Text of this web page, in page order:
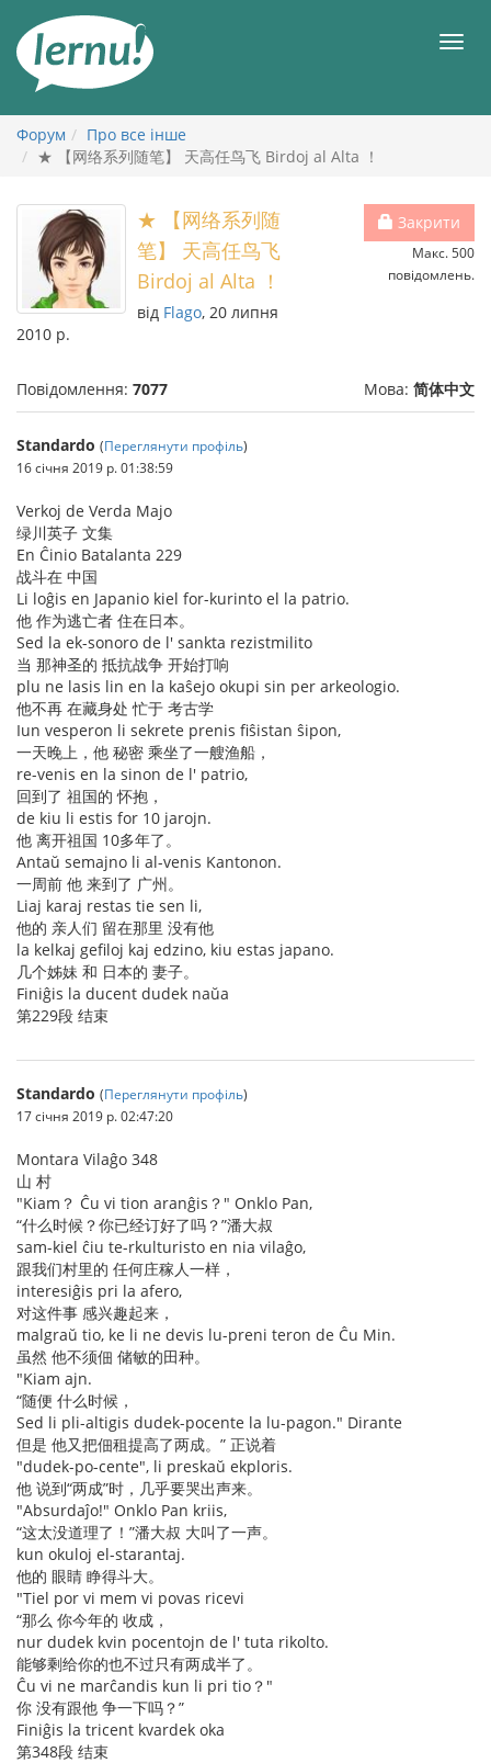
змісту
Форум
Про все інше
★ 【网络系列随笔】 天高任鸟飞 Birdoj al Alta ！
Закрити
Макс. 500
повідомлень.
★ 【网络系列随
笔】 天高任鸟飞
Birdoj al Alta ！
від Flago, 20 липня
2010 р.
Повідомлення: 7077 Мова: 简体中文
Standardo (Переглянути профіль)
16 січня 2019 р. 01:38:59
Verkoj de Verda Majo
绿川英子 文集
En Ĉinio Batalanta 229
战斗在 中国
Li loĝis en Japanio kiel for-kurinto el la patrio.
他 作为逃亡者 住在日本。
Sed la ek-sonoro de l' sankta rezistmilito
当 那神圣的 抵抗战争 开始打响
plu ne lasis lin en la kaŝejo okupi sin per arkeologio.
他不再 在藏身处 忙于 考古学
Iun vesperon li sekrete prenis fiŝistan ŝipon,
一天晚上，他 秘密 乘坐了一艘渔船，
re-venis en la sinon de l' patrio,
回到了 祖国的 怀抱，
de kiu li estis for 10 jarojn.
他 离开祖国 10多年了。
Antaŭ semajno li al-venis Kantonon.
一周前 他 来到了 广州。
Liaj karaj restas tie sen li,
他的 亲人们 留在那里 没有他
la kelkaj gefiloj kaj edzino, kiu estas japano.
几个姊妹 和 日本的 妻子。
Finiĝis la ducent dudek naŭa
第229段 结束
Standardo (Переглянути профіль)
17 січня 2019 р. 02:47:20
Montara Vilaĝo 348
山 村
"Kiam？ Ĉu vi tion aranĝis？" Onklo Pan,
“什么时候？你已经订好了吗？”潘大叔
sam-kiel ĉiu te-rkulturisto en nia vilaĝo,
跟我们村里的 任何庄稼人一样，
interesiĝis pri la afero,
对这件事 感兴趣起来，
malgraŭ tio, ke li ne devis lu-preni teron de Ĉu Min.
虽然 他不须佃 储敏的田种。
"Kiam ajn.
“随便 什么时候，
Sed li pli-altigis dudek-pocente la lu-pagon." Dirante
但是 他又把佃租提高了两成。” 正说着
"dudek-po-cente", li preskaŭ ekploris.
他 说到“两成”时，几乎要哭出声来。
"Absurdaĵo!" Onklo Pan kriis,
“这太没道理了！”潘大叔 大叫了一声。
kun okuloj el-starantaj.
他的 眼睛 睁得斗大。
"Tiel por vi mem vi povas ricevi
“那么 你今年的 收成，
nur dudek kvin pocentojn de l' tuta rikolto.
能够剩给你的也不过只有两成半了。
Ĉu vi ne marĉandis kun li pri tio？"
你 没有跟他 争一下吗？”
Finiĝis la tricent kvardek oka
第348段 结束